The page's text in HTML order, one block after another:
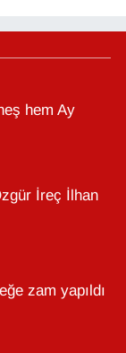
hem Ay
İreç İlhan
zam yapıldı